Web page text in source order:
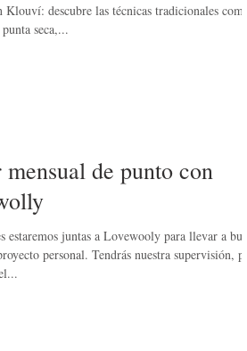
Klouví: descubre las técnicas tradicionales como
seca,...
de punto con
estaremos juntas a Lovewooly para llevar a buen
Tendrás nuestra supervisión, para